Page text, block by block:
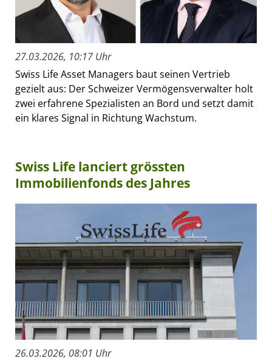
27.03.2026, 10:17 Uhr
Swiss Life Asset Managers baut seinen Vertrieb
gezielt aus: Der Schweizer Vermögensverwalter holt
zwei erfahrene Spezialisten an Bord und setzt damit
ein klares Signal in Richtung Wachstum.
Swiss Life lanciert grössten
Immobilienfonds des Jahres
26.03.2026, 08:01 Uhr